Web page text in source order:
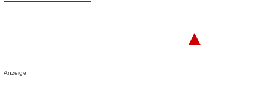
▲
Anzeige